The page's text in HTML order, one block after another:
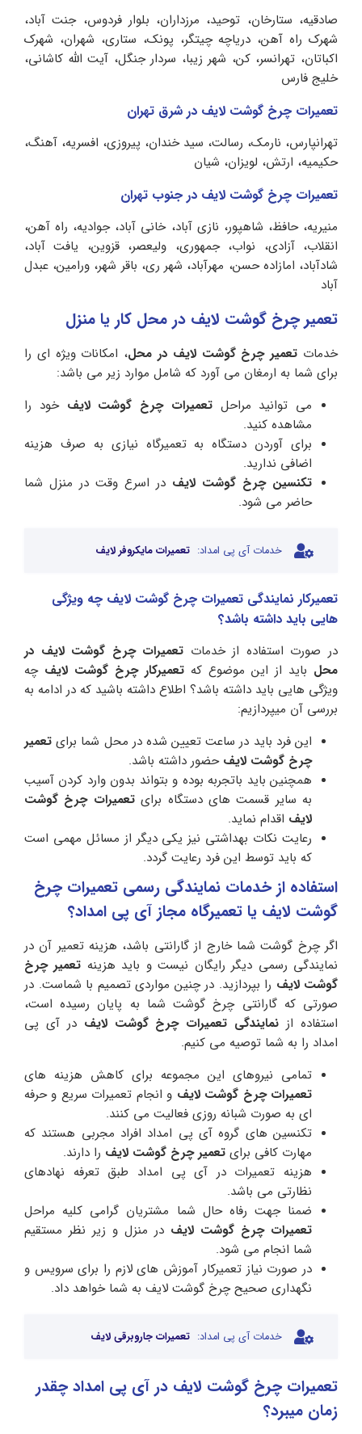
صادقیه، ستارخان، توحید، مرزداران، بلوار فردوس، جنت آباد،
شهرک راه آهن، دریاچه چیتگر، پونک، ستاری، شهران، شهرک
اکباتان، تهرانسر، کن، شهر زیبا، سردار جنگل، آیت الله کاشانی،
خلیج فارس
تعمیرات چرخ گوشت لایف در شرق تهران
تهرانپارس، نارمک، رسالت، سید خندان، پیروزی، افسریه، آهنگ،
حکیمیه، ارتش، لویزان، شیان
تعمیرات چرخ گوشت لایف در جنوب تهران
منیریه، حافظ، شاهپور، نازی آباد، خانی آباد، جوادیه، راه آهن،
انقلاب، آزادی، نواب، جمهوری، ولیعصر، قزوین، یافت آباد،
شادآباد، امازاده حسن، مهرآباد، شهر ری، باقر شهر، ورامین، عبدل
آباد
تعمیر چرخ گوشت لایف در محل کار یا منزل
خدمات تعمیر چرخ گوشت لایف در محل، امکانات ویژه ای را
برای شما به ارمغان می آورد که شامل موارد زیر می باشد:
می توانید مراحلتعمیرات چرخ گوشت لایف خود را
مشاهده کنید.
برای آوردن دستگاه به تعمیرگاه نیازی به صرف هزینه
اضافی ندارید.
تکنسین چرخ گوشت لایف در اسرع وقت در منزل شما
حاضر می شود.
خدمات آی پی امداد: تعمیرات مایکروفر لایف
تعمیرکار نمایندگی تعمیرات چرخ گوشت لایف چه ویژگی
هایی باید داشته باشد؟
در صورت استفاده از خدمات تعمیرات چرخ گوشت لایف در
محل باید از این موضوع که تعمیرکار چرخ گوشت لایف چه
ویژگی هایی باید داشته باشد؟ اطلاع داشته باشید که در ادامه به
بررسی آن میپردازیم:
این فرد باید در ساعت تعیین شده در محل شما برای تعمیر
چرخ گوشت لایف حضور داشته باشد.
همچنین باید باتجربه بوده و بتواند بدون وارد کردن آسیب
به سایر قسمت های دستگاه برایتعمیرات چرخ گوشت
لایف اقدام نماید.
رعایت نکات بهداشتی نیز یکی دیگر از مسائل مهمی است
که باید توسط این فرد رعایت گردد.
استفاده از خدمات نمایندگی رسمی تعمیرات چرخ
گوشت لایف یا تعمیرگاه مجاز آی پی امداد؟
اگر چرخ گوشت شما خارج از گارانتی باشد، هزینه تعمیر آن در
نمایندگی رسمی دیگر رایگان نیست و باید هزینه تعمیر چرخ
گوشت لایف را بپردازید. در چنین مواردی تصمیم با شماست. در
صورتی که گارانتی چرخ گوشت شما به پایان رسیده است،
استفاده از نمایندگی تعمیرات چرخ گوشت لایف در آی پی
امداد را به شما توصیه می کنیم.
تمامی نیروهای این مجموعه برای کاهش هزینه های
تعمیرات چرخ گوشت لایف و انجام تعمیرات سریع و حرفه
ای به صورت شبانه روزی فعالیت می کنند.
تکنسین های گروه آی پی امداد افراد مجربی هستند که
مهارت کافی برای تعمیر چرخ گوشت لایف را دارند.
هزینه تعمیرات در آی پی امداد طبق تعرفه نهادهای
نظارتی می باشد.
ضمنا جهت رفاه حال شما مشتریان گرامی کلیه مراحل
تعمیرات چرخ گوشت لایف در منزل و زیر نظر مستقیم
شما انجام می شود.
در صورت نیاز تعمیرکار آموزش های لازم را برای سرویس و
نگهداری صحیح چرخ گوشت لایف به شما خواهد داد.
خدمات آی پی امداد: تعمیرات جاروبرقی لایف
تعمیرات چرخ گوشت لایف در آی‌ پی امداد چقدر
زمان میبرد؟